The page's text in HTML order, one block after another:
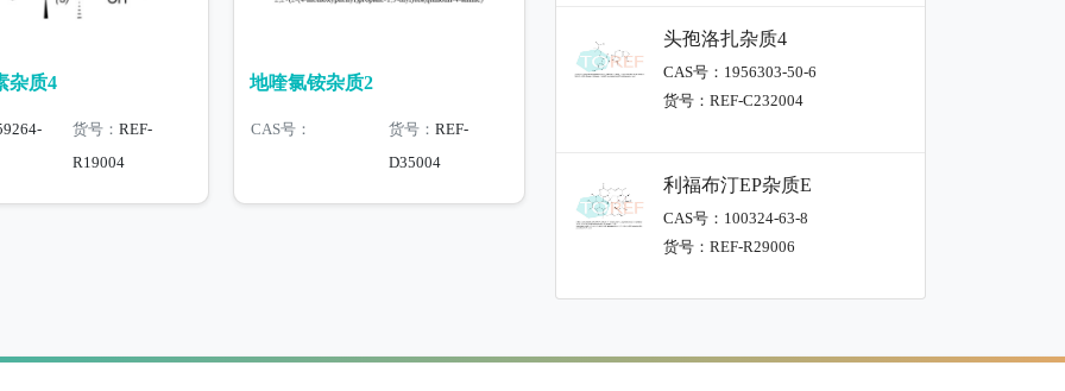
杂质4
货号： REF-
R19004
地喹氯铵杂质2
CAS号： 货号： REF-
D35004
头孢洛扎杂质4
CAS号：1956303-50-6
货号：REF-C232004
利福布汀EP杂质E
CAS号：100324-63-8
货号：REF-R29006